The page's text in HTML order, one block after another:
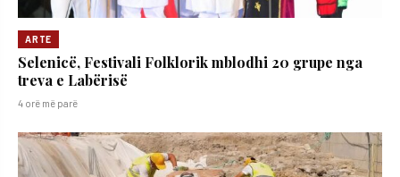
ARTE
Selenicë, Festivali Folklorik mblodhi 20 grupe nga
treva e Labërisë
4 orë më parë